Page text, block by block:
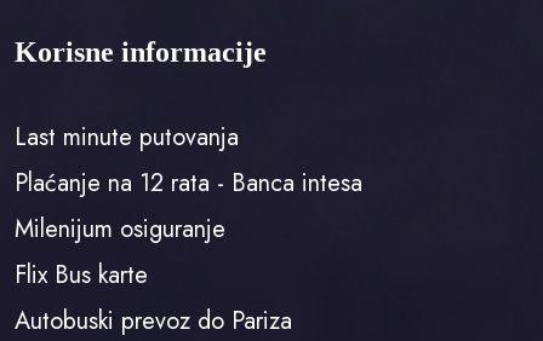
Korisne informacije
Last minute putovanja
Plaćanje na 12 rata - Banca intesa
Milenijum osiguranje
Flix Bus karte
Autobuski prevoz do Pariza